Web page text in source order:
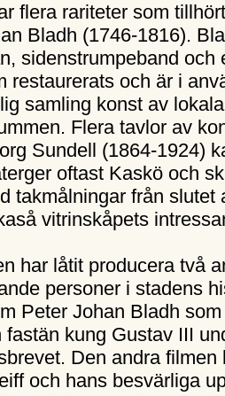
flera rariteter som
Bladh (1746-1816).
sidenstrumpeband
restaurerats och är i
samling konst av
Flera tavlor av
Sundell (1864-1924)
oftast Kaskö och
takmålningar från slutet
vitrinskåpets
har låtit producera två
personer i stadens
Peter Johan Bladh
fastän kung Gustav III
Den andra
och hans besvärliga